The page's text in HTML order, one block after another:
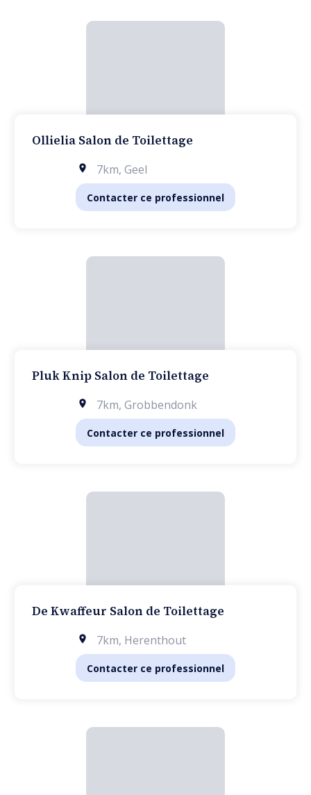
Ollielia Salon de Toilettage
7km, Geel
Contacter ce professionnel
Pluk Knip Salon de Toilettage
7km, Grobbendonk
Contacter ce professionnel
De Kwaffeur Salon de Toilettage
7km, Herenthout
Contacter ce professionnel